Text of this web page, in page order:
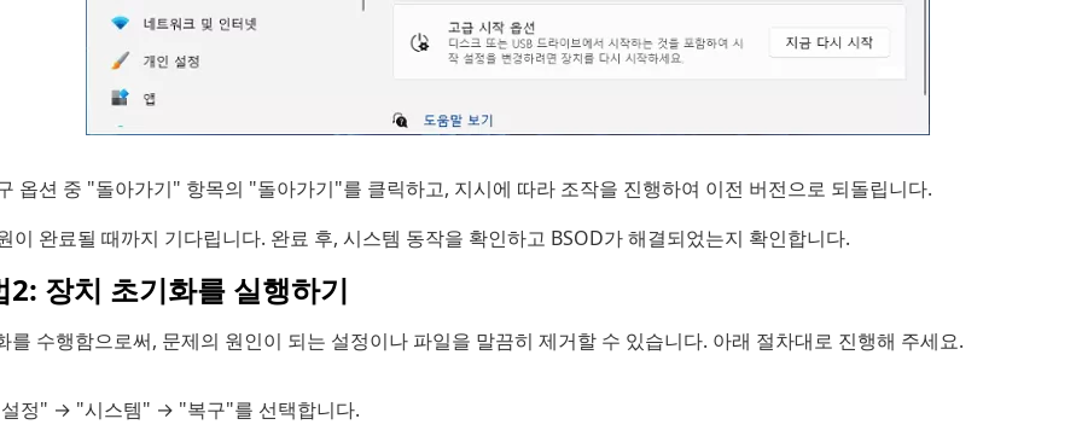
옵션 중 "돌아가기" 항목의 "돌아가기"를 클릭하고, 지시에 따라 조작을 진행하여 이전 버전으로 되돌립니다.
이 완료될 때까지 기다립니다. 완료 후, 시스템 동작을 확인하고 BSOD가 해결되었는지 확인합니다.
2: 장치 초기화를 실행하기
를 수행함으로써, 문제의 원인이 되는 설정이나 파일을 말끔히 제거할 수 있습니다. 아래 절차대로 진행해 주세요.
정" → "시스템" → "복구"를 선택합니다.